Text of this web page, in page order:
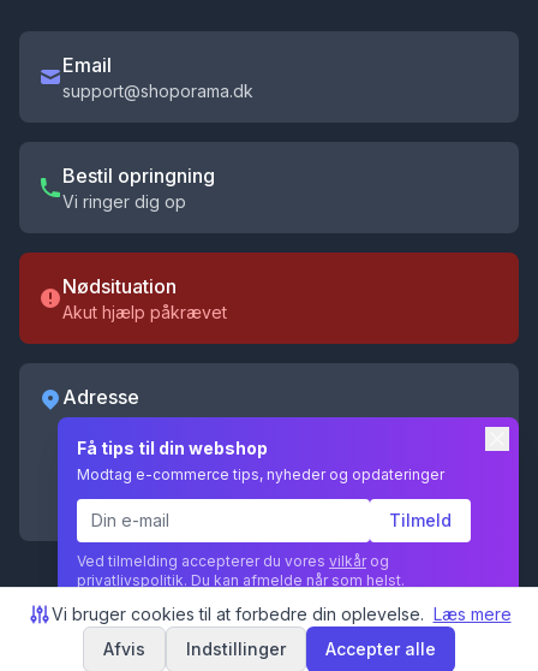
Email
support@shoporama.dk
Bestil opringning
Vi ringer dig op
Nødsituation
Akut hjælp påkrævet
Adresse
Kochsgade 31D
5000 Odense C
CVR 35055096
© 2026 Shoporama ApS. Alle rettigheder forbeholdes.
Få tips til din webshop
Modtag e-commerce tips, nyheder og opdateringer
Tilmeld
Ved tilmelding accepterer du vores vilkårog
privatlivspolitik. Du kan afmelde når som helst.
Vi bruger cookies til at forbedre din oplevelse. Læs mere
Afvis
Indstillinger Accepter alle